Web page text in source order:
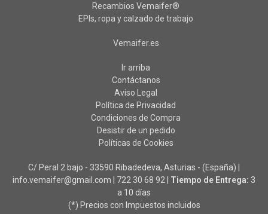
Recambios Vemaifer®
EPIs, ropa y calzado de trabajo
Vemaifer.es
Ir arriba
Contáctanos
Aviso Legal
Política de Privacidad
Condiciones de Compra
Desistir de un pedido
Políticas de Cookies
C/ Peral 2 bajo - 33590 Ribadedeva, Asturias - (España) |
info.vemaifer@gmail.com | 722 30 68 92 Tiempo de Entrega: 3
a 10 días
(*) Precios con Impuestos incluidos